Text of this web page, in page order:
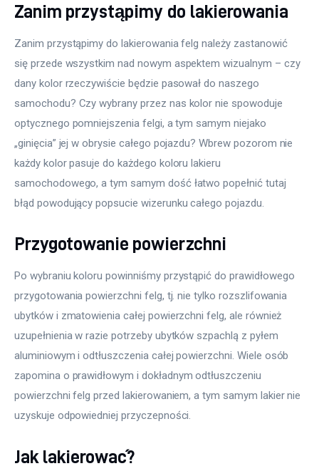
Zanim przystąpimy do lakierowania
Zanim przystąpimy do lakierowania felg należy zastanowić
się przede wszystkim nad nowym aspektem wizualnym – czy
dany kolor rzeczywiście będzie pasował do naszego
samochodu? Czy wybrany przez nas kolor nie spowoduje
optycznego pomniejszenia felgi, a tym samym niejako
„ginięcia” jej w obrysie całego pojazdu? Wbrew pozorom nie
każdy kolor pasuje do każdego koloru lakieru
samochodowego, a tym samym dość łatwo popełnić tutaj
błąd powodujący popsucie wizerunku całego pojazdu.
Przygotowanie powierzchni
Po wybraniu koloru powinniśmy przystąpić do prawidłowego
przygotowania powierzchni felg, tj. nie tylko rozszlifowania
ubytków i zmatowienia całej powierzchni felg, ale również
uzupełnienia w razie potrzeby ubytków szpachlą z pyłem
aluminiowym i odtłuszczenia całej powierzchni. Wiele osób
zapomina o prawidłowym i dokładnym odtłuszczeniu
powierzchni felg przed lakierowaniem, a tym samym lakier nie
uzyskuje odpowiedniej przyczepności.
Jak lakierować?